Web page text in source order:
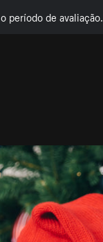
período de avaliação.